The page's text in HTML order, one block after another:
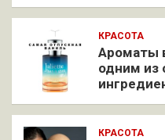
КРАСОТА
Ароматы
одним из
КРАСОТА